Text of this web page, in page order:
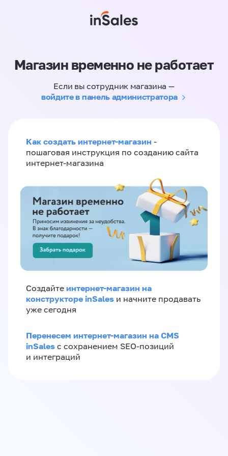
Магазин временно не работает
Если вы сотрудник магазина —
войдите в панель администратора
Как создать интернет-магазин -
пошаговая инструкция по созданию сайта
интернет-магазина
Создайте интернет-магазин на
конструкторе inSales и начните продавать
уже сегодня
Перенесем интернет-магазин на CMS
inSales с сохранением SEO-позиций
и интеграций